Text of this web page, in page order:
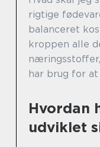
rigtige
balanceret
kroppen alle
har brug for
Hvordan
udviklet